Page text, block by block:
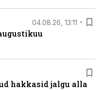
04.08.26, 13:11
hakkasid jalgu alla